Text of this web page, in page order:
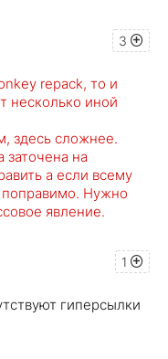
3
repack, то и
несколько иной
здесь сложнее.
заточена на
а если всему
поправимо. Нужно
явление.
1
гиперсылки